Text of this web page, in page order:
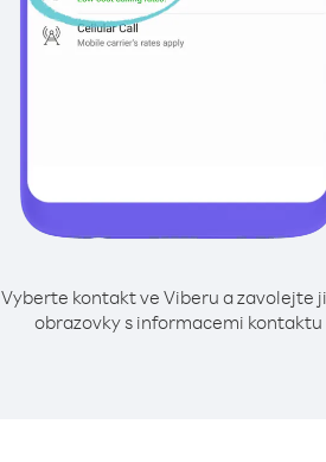
Vyberte kontakt ve Viberu a zavolejte
obrazovky s informacemi kontaktu